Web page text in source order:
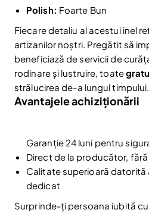
Reduceri și noutăți doar
Fii la curent cu noutățile și
la newsletter-ul nostru.
Email
Polish: Foarte Bun
Fiecare detaliu al acestui inel
artizanilor noștri. Pregătit să
beneficiază de servicii de
rodinare și lustruire, toate
strălucirea de-a lungul timpului.
Avantajele achiziționării
Garanție 24 luni pentru
Direct de la producător,
Calitate superioară datorită
dedicat
Surprinde-ți persoana iubită